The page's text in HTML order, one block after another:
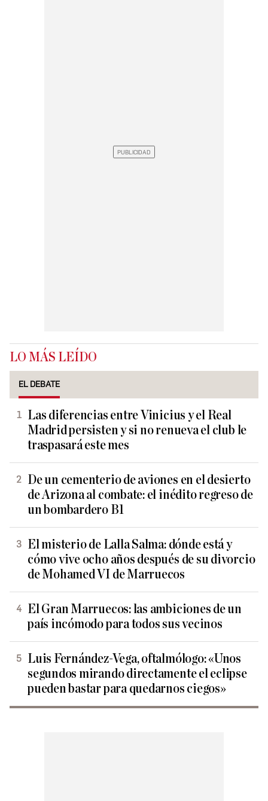
LO MÁS LEÍDO
EL DEBATE
Las diferencias entre Vinicius y el Real
Madrid persisten y si no renueva el club le
traspasará este mes
De un cementerio de aviones en el desierto
de Arizona al combate: el inédito regreso de
un bombardero B1
El misterio de Lalla Salma: dónde está y
cómo vive ocho años después de su divorcio
de Mohamed VI de Marruecos
El Gran Marruecos: las ambiciones de un
país incómodo para todos sus vecinos
Luis Fernández-Vega, oftalmólogo: «Unos
segundos mirando directamente el eclipse
pueden bastar para quedarnos ciegos»